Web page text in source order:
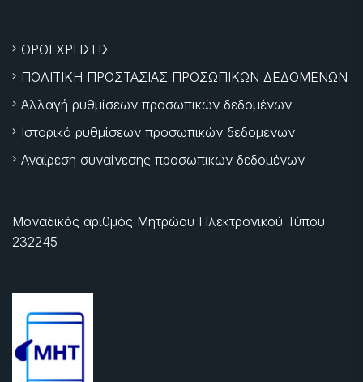
ΟΡΟΙ ΧΡΗΣΗΣ
ΠΟΛΙΤΙΚΗ ΠΡΟΣΤΑΣΙΑΣ ΠΡΟΣΩΠΙΚΩΝ ΔΕΔΟΜΕΝΩΝ
Αλλαγή ρυθμίσεων προσωπικών δεδομένων
Ιστορικό ρυθμίσεων προσωπικών δεδομένων
Αναίρεση συναίνεσης προσωπικών δεδομένων
Μοναδικός αριθμός Μητρώου Ηλεκτρονικού Τύπου
232245